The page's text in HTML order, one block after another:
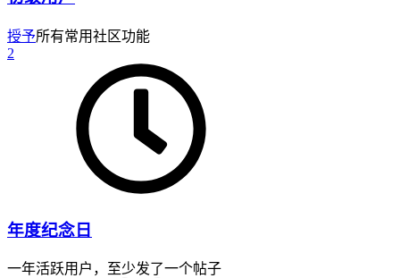
授予所有常用社区功能
2
年度纪念日
一年活跃用户，至少发了一个帖子